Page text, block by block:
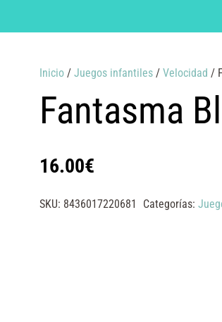
Inicio/ Juegos infantiles/ Velocidad /
Fantasma
16.00€
SKU: 8436017220681 Categorías: